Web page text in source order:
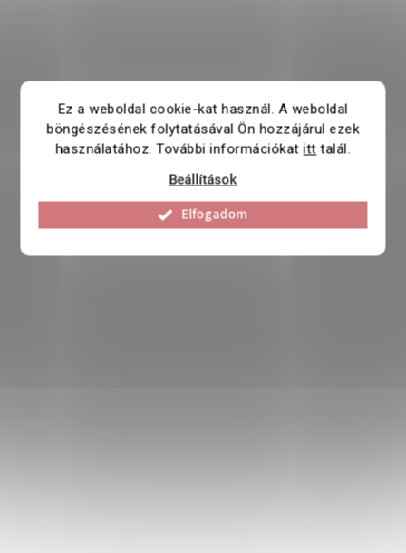
Ez a weboldal cookie-kat használ. A weboldal
böngészésének folytatásával Ön hozzájárul ezek
használatához. További információkatitt talál.
Beállítások
Elfogadom